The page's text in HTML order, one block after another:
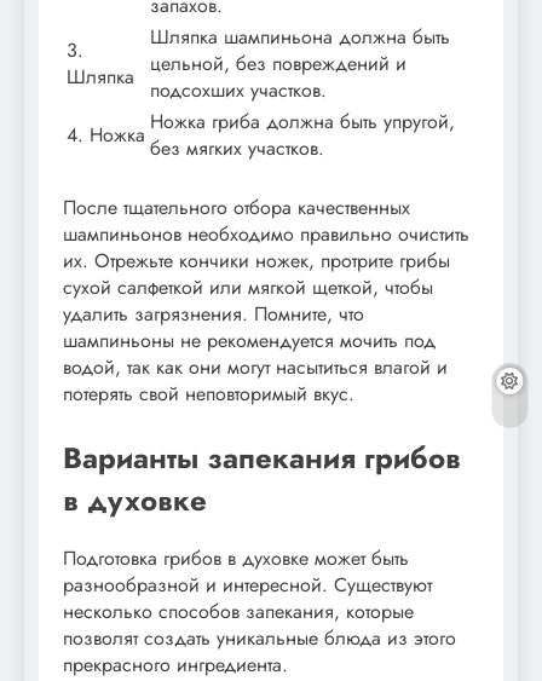
запахов.
3.
Шляпка
Шляпка шампиньона должна быть
цельной, без повреждений и
подсохших участков.
4. Ножка Ножка гриба должна быть упругой,
без мягких участков.
После тщательного отбора качественных
шампиньонов необходимо правильно очистить
их. Отрежьте кончики ножек, протрите грибы
сухой салфеткой или мягкой щеткой, чтобы
удалить загрязнения. Помните, что
шампиньоны не рекомендуется мочить под
водой, так как они могут насытиться влагой и
потерять свой неповторимый вкус.
Варианты запекания грибов
в духовке
Подготовка грибов в духовке может быть
разнообразной и интересной. Существуют
несколько способов запекания, которые
позволят создать уникальные блюда из этого
прекрасного ингредиента.